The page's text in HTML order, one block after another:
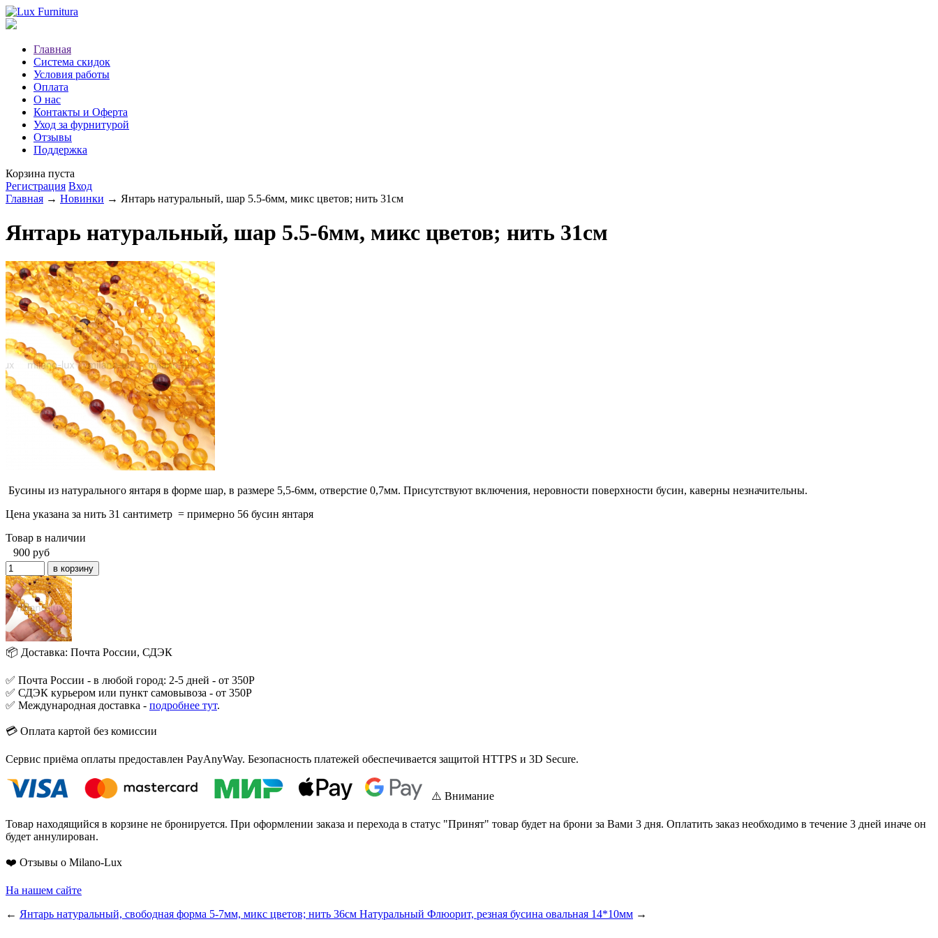
Главная
Система скидок
Условия работы
Оплата
О нас
Контакты и Оферта
Уход за фурнитурой
Отзывы
Поддержка
Корзина пуста
Регистрация Вход
Главная → Новинки → Янтарь натуральный, шар 5.5-6мм, микс цветов; нить 31см
Янтарь натуральный, шар 5.5-6мм, микс цветов; нить 31см
Бусины из натурального янтаря в форме шар, в размере 5,5-6мм, отверстие 0,7мм. Присутствуют включения, неровности поверхности бусин, каверны незначительны.
Цена указана за нить 31 сантиметр = примерно 56 бусин янтаря
Товар в наличии
900 руб
📦 Доставка: Почта России, СДЭК
✅ Почта России - в любой город: 2-5 дней - от 350Р
✅ СДЭК курьером или пункт самовывоза - от 350Р
✅ Международная доставка - подробнее тут.
💳 Оплата картой без комиссии
Сервис приёма оплаты предоставлен PayAnyWay. Безопасность платежей обеспечивается защитой HTTPS и 3D Secure.
⚠️ Внимание
Товар находящийся в корзине не бронируется. При оформлении заказа и перехода в статус "Принят" товар будет на брони за Вами 3 дня. Оплатить заказ необходимо в течение 3 дней иначе он
будет аннулирован.
❤️ Отзывы о Milano-Lux
На нашем сайте
← Янтарь натуральный, свободная форма 5-7мм, микс цветов; нить 36см Натуральный Флюорит, резная бусина овальная 14*10мм →